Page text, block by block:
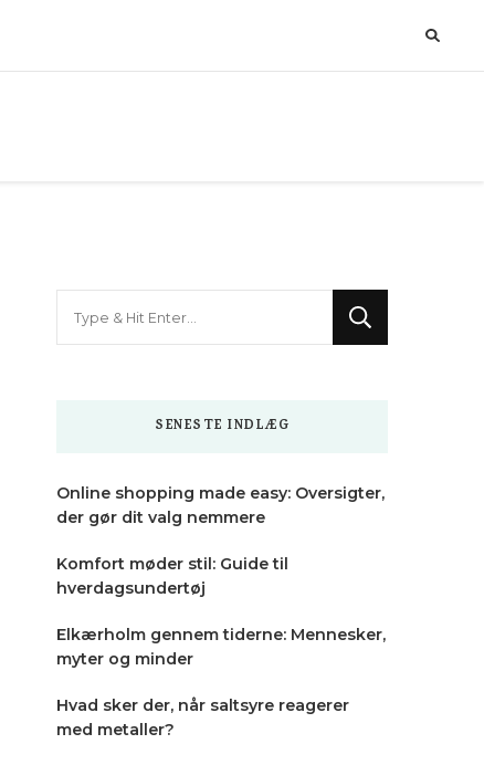
SENESTE INDLÆG
Online shopping made easy: Oversigter,
der gør dit valg nemmere
Komfort møder stil: Guide til
hverdagsundertøj
Elkærholm gennem tiderne: Mennesker,
myter og minder
Hvad sker der, når saltsyre reagerer
med metaller?